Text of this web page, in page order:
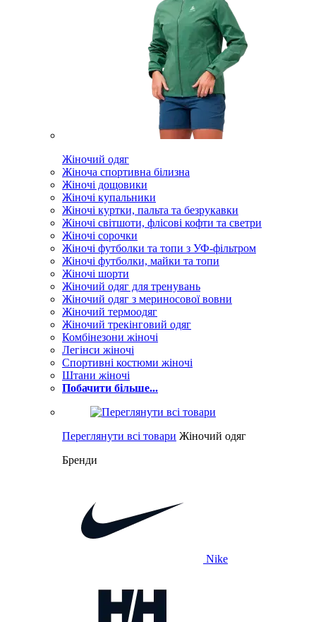
Жіночий одяг
Жіноча спортивна білизна
Жіночі дощовики
Жіночі купальники
Жіночі куртки, пальта та безрукавки
Жіночі світшоти, флісові кофти та светри
Жіночі сорочки
Жіночі футболки та топи з УФ-фільтром
Жіночі футболки, майки та топи
Жіночі шорти
Жіночий одяг для тренувань
Жіночий одяг з мериносової вовни
Жіночий термоодяг
Жіночий трекінговий одяг
Комбінезони жіночі
Легінси жіночі
Спортивні костюми жіночі
Штани жіночі
Побачити більше...
Переглянути всі товари Жіночий одяг
Бренди
Nike